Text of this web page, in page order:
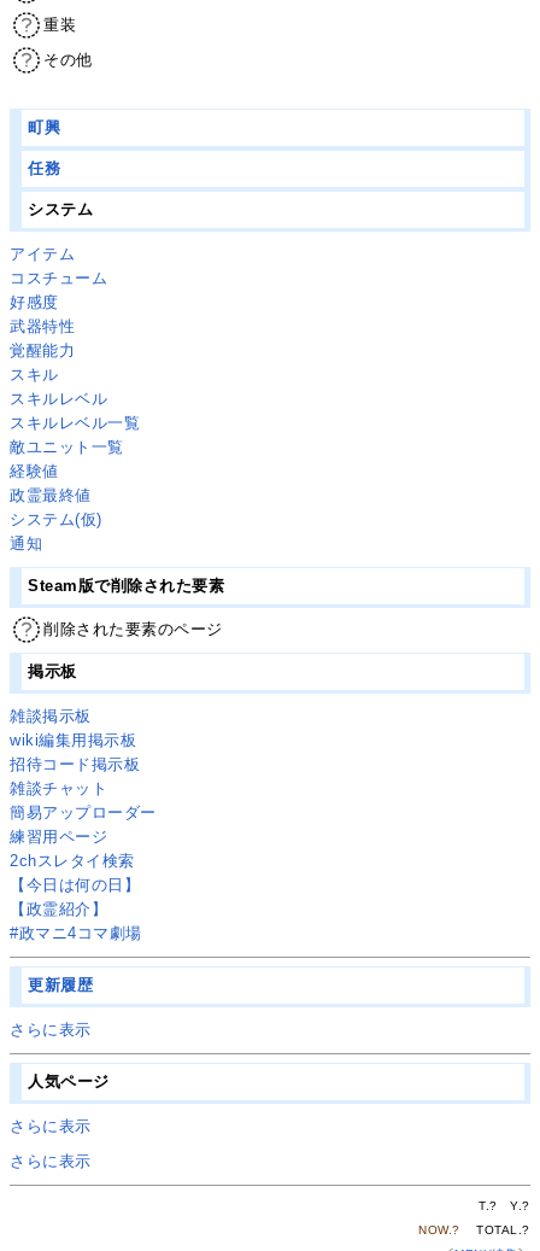
重装
その他
町興
任務
システム
アイテム
コスチューム
好感度
武器特性
覚醒能力
スキル
スキルレベル
スキルレベル一覧
敵ユニット一覧
経験値
政霊最終値
システム(仮)
通知
Steam版で削除された要素
削除された要素のページ
掲示板
雑談掲示板
wiki編集用掲示板
招待コード掲示板
雑談チャット
簡易アップローダー
練習用ページ
2chスレタイ検索
【今日は何の日】
【政霊紹介】
#政マニ4コマ劇場
更新履歴
さらに表示
人気ページ
さらに表示
さらに表示
T.? Y.?
NOW.? TOTAL.?